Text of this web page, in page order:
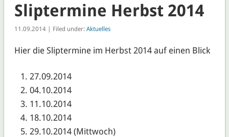
Sliptermine Herbst 2014
11.09.2014 | Filed under: Aktuelles
Hier die Sliptermine im Herbst 2014 auf einen Blick
27.09.2014
04.10.2014
11.10.2014
18.10.2014
29.10.2014 (Mittwoch)